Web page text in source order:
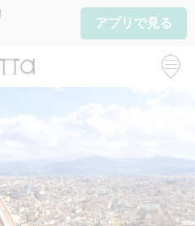
アプリで見る